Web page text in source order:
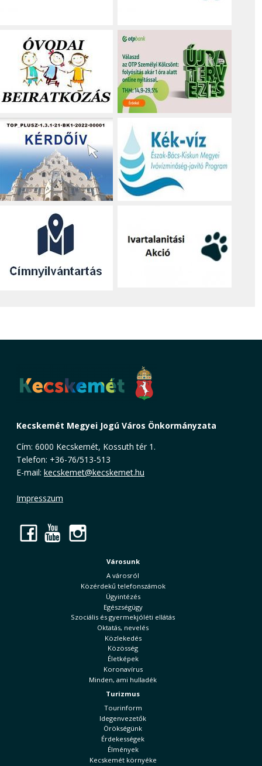
Kecskemét Megyei Jogú Város Önkormányzata
Cím: 6000 Kecskemét, Kossuth tér 1.
Telefon: +36-76/513-513
E-mail: kecskemet@kecskemet.hu
Impresszum
Facebook
YouTube
Városunk
A városról
Közérdekű telefonszámok
Ügyintézés
Egészségügy
Szociális és gyermekjóléti ellátás
Oktatás, nevelés
Közlekedés
Közösség
Életképek
Koronavírus
Minden, ami hulladék
Turizmus
Tourinform
Idegenvezetők
Örökségünk
Érdekességek
Élmények
Kecskemét környéke